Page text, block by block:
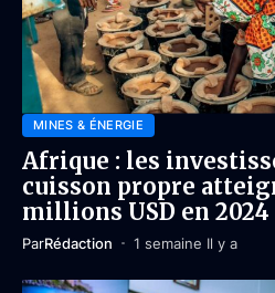
MINES & ÉNERGIE
Afrique : les
cuisson propre
millions USD en 2024
ParRédaction 1 semaine Il y a